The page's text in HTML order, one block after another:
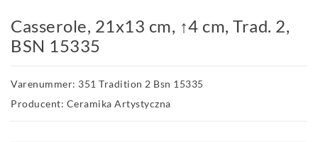
Casserole, 21x13 cm, ↑4 cm, Trad. 2,
BSN 15335
Varenummer: 351 Tradition 2 Bsn 15335
Producent: Ceramika Artystyczna